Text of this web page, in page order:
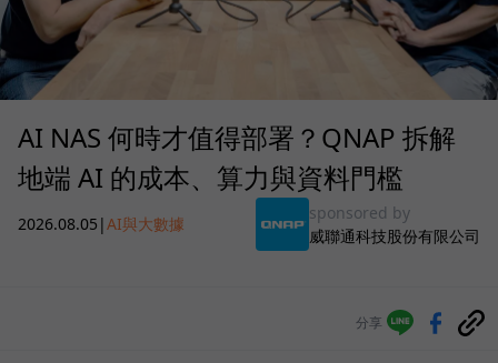
AI NAS 何時才值得部署？QNAP 拆解
地端 AI 的成本、算力與資料門檻
2026.08.05 |AI與大數據
sponsored by
威聯通科技股份有限公司
分享